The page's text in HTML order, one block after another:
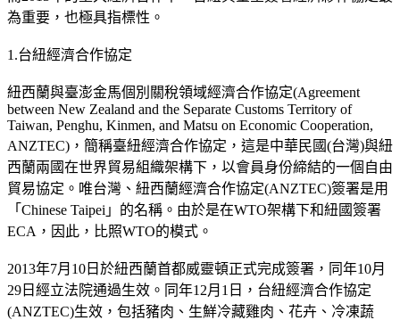
為重要，也極具指標性。
1.台紐經濟合作協定
紐西蘭與臺澎金馬個別關稅領域經濟合作協定(Agreement
between New Zealand and the Separate Customs Territory of
Taiwan, Penghu, Kinmen, and Matsu on Economic Cooperation,
ANZTEC)，簡稱臺紐經濟合作協定，這是中華民國(台灣)與紐
西蘭兩國在世界貿易組織架構下，以會員身份締結的一個自由
貿易協定。唯台灣、紐西蘭經濟合作協定(ANZTEC)簽署是用
「Chinese Taipei」的名稱。由於是在WTO架構下和紐國簽署
ECA，因此，比照WTO的模式。
2013年7月10日於紐西蘭首都威靈頓正式完成簽署，同年10月
29日經立法院通過生效。同年12月1日，台紐經濟合作協定
(ANZTEC)生效，包括豬肉、生鮮冷藏雞肉、花卉、冷凍蔬